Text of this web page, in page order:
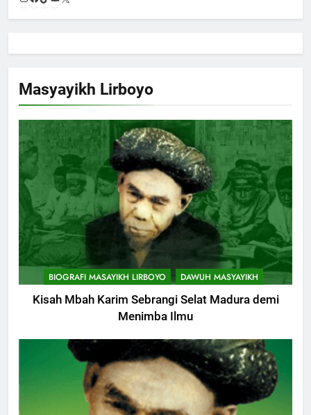
Masyayikh Lirboyo
BIOGRAFI MASAYIKH LIRBOYO DAWUH MASYAYIKH
Kisah Mbah Karim Sebrangi Selat Madura demi
Menimba Ilmu